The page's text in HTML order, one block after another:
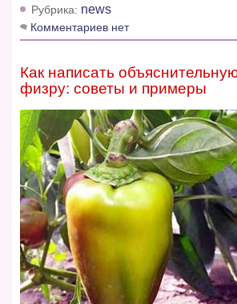
Рубрика: news
Комментариев нет
Как написать
физру: советы и примеры